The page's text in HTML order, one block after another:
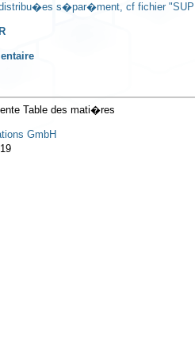
s�par�ment, cf fichier
Table des mati�res
GmbH